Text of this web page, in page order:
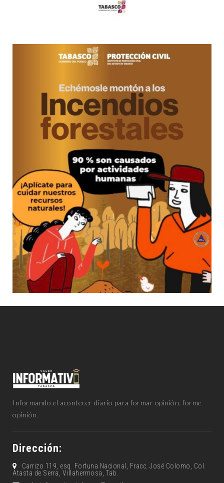
Informando el acontecer diario para formar opinión. forme
opinión.
Dirección:
Carrizo 119, esq. Fortuna Nacional, Fracc. José Colomo, Col.
Atasta de Serra, Villahermosa, Tab.